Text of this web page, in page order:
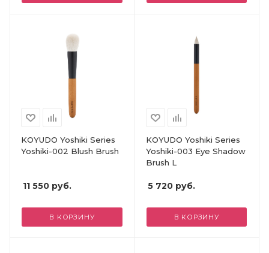
KOYUDO Yoshiki Series
Yoshiki-002 Blush Brush
11 550 руб.
В КОРЗИНУ
KOYUDO Yoshiki Series
Yoshiki-003 Eye Shadow
Brush L
5 720руб.
В КОРЗИНУ